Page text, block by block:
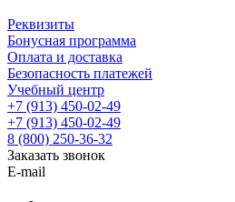
Реквизиты
Бонусная программа
Оплата и доставка
Безопасность платежей
Учебный центр
+7 (913) 450-02-49
+7 (913) 450-02-49
8 (800) 250-36-32
Заказать звонок
E-mail